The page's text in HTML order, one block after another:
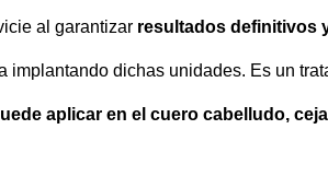
al garantizar resultados definitivos
dichas unidades. Es un
aplicar en el cuero cabelludo,